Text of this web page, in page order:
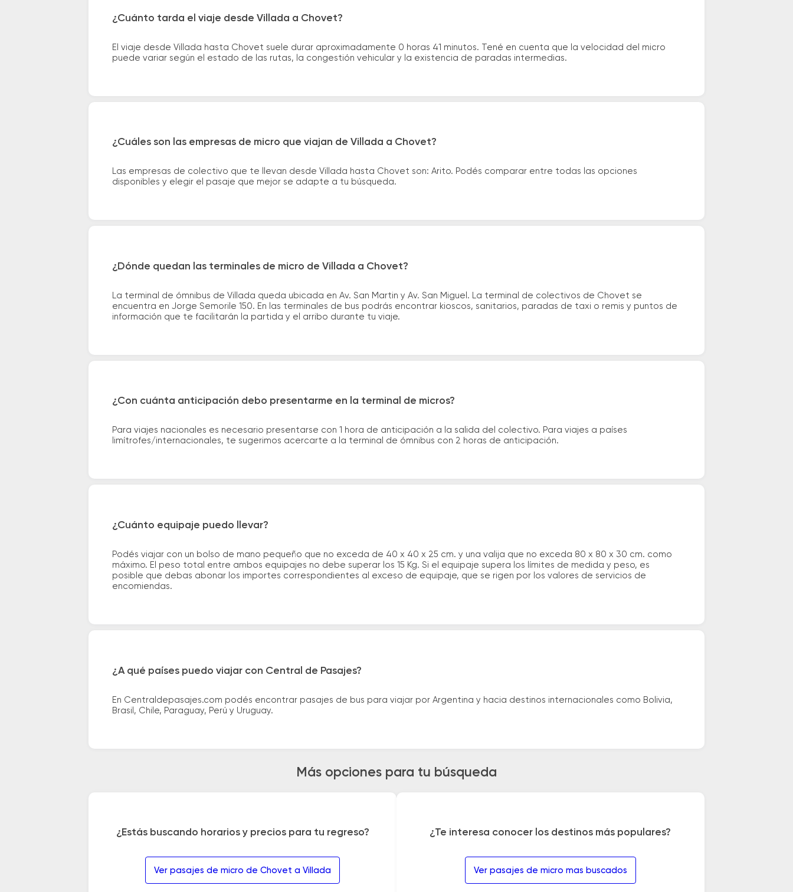
¿Cuánto tarda el viaje desde Villada a Chovet?
El viaje desde Villada hasta Chovet suele durar aproximadamente 0 horas 41 minutos. Tené en cuenta que la velocidad del micro
puede variar según el estado de las rutas, la congestión vehicular y la existencia de paradas intermedias.
¿Cuáles son las empresas de micro que viajan de Villada a Chovet?
Las empresas de colectivo que te llevan desde Villada hasta Chovet son: Arito. Podés comparar entre todas las opciones
disponibles y elegir el pasaje que mejor se adapte a tu búsqueda.
¿Dónde quedan las terminales de micro de Villada a Chovet?
La terminal de ómnibus de Villada queda ubicada en Av. San Martin y Av. San Miguel. La terminal de colectivos de Chovet se
encuentra en Jorge Semorile 150. En las terminales de bus podrás encontrar kioscos, sanitarios, paradas de taxi o remis y puntos de
información que te facilitarán la partida y el arribo durante tu viaje.
¿Con cuánta anticipación debo presentarme en la terminal de micros?
Para viajes nacionales es necesario presentarse con 1 hora de anticipación a la salida del colectivo. Para viajes a países
limítrofes/internacionales, te sugerimos acercarte a la terminal de ómnibus con 2 horas de anticipación.
¿Cuánto equipaje puedo llevar?
Podés viajar con un bolso de mano pequeño que no exceda de 40 x 40 x 25 cm. y una valija que no exceda 80 x 80 x 30 cm. como
máximo. El peso total entre ambos equipajes no debe superar los 15 Kg. Si el equipaje supera los límites de medida y peso, es
posible que debas abonar los importes correspondientes al exceso de equipaje, que se rigen por los valores de servicios de
encomiendas.
¿A qué países puedo viajar con Central de Pasajes?
En Centraldepasajes.com podés encontrar pasajes de bus para viajar por Argentina y hacia destinos internacionales como Bolivia,
Brasil, Chile, Paraguay, Perú y Uruguay.
Más opciones para tu búsqueda
¿Estás buscando horarios y precios para tu regreso?
Ver pasajes de micro de Chovet a Villada
¿Te interesa conocer los destinos más populares?
Ver pasajes de micro mas buscados